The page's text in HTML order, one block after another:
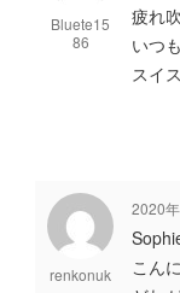
Bluete15
86
疲れ
いつ
スイ
renkonuk
2020
こん